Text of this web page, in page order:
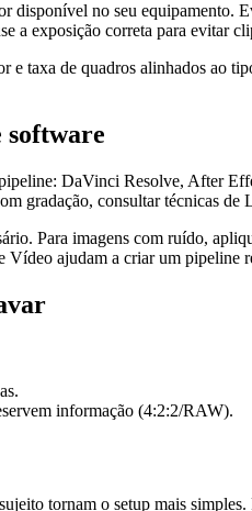
disponível no seu equipamento.
a exposição correta para evitar
e taxa de quadros alinhados ao
software
DaVinci Resolve, After
gradação, consultar técnicas
Para imagens com ruído,
Vídeo ajudam a criar um pipeline
informação (4:2:2/RAW).
tornam o setup mais